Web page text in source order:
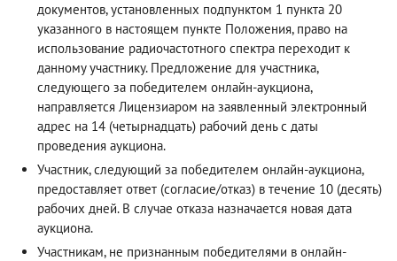
документов, установленных подпунктом 1 пункта 20
указанного в настоящем пункте Положения, право на
использование радиочастотного спектра переходит к
данному участнику. Предложение для участника,
следующего за победителем онлайн-аукциона,
направляется Лицензиаром на заявленный электронный
адрес на 14 (четырнадцать) рабочий день с даты
проведения аукциона.
Участник, следующий за победителем онлайн-аукциона,
предоставляет ответ (согласие/отказ) в течение 10 (десять)
рабочих дней. В случае отказа назначается новая дата
аукциона.
Участникам, не признанным победителями в онлайн-